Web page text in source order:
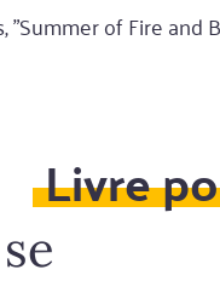
of Fire and
Livre